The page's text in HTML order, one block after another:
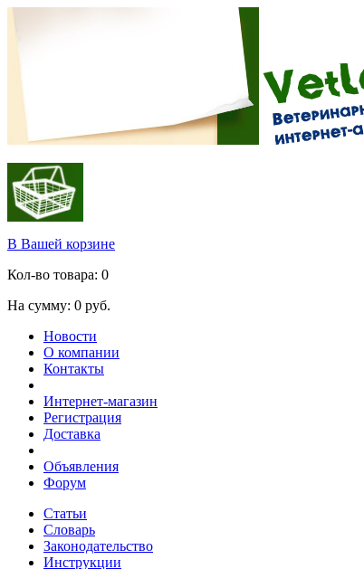
В Вашей корзине
Кол-во товара: 0
На сумму: 0 руб.
Новости
О компании
Контакты
Интернет-магазин
Регистрация
Доставка
Объявления
Форум
Статьи
Словарь
Законодательство
Инструкции